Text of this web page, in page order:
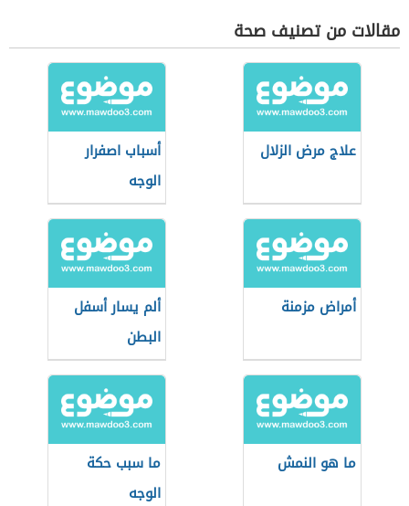
مقالات من تصنيف صحة
علاج مرض الزلال
أسباب اصفرار
الوجه
أمراض مزمنة
ألم يسار أسفل
البطن
ما هو النمش
ما سبب حكة
الوجه